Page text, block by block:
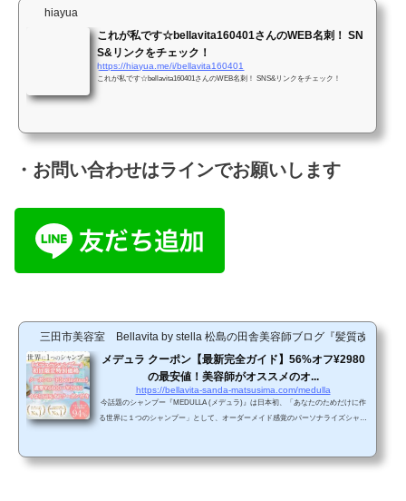
hiayua
これが私です☆bellavita160401さんのWEB名刺！ SN
S&リンクをチェック！
https://hiayua.me/i/bellavita160401
これが私です☆bellavita160401さんのWEB名刺！ SNS&リンクをチェック！
・お問い合わせはラインでお願いします
三田市美容室 Bellavita by stella 松島の田舎美容師ブログ『髪質改善×白
メデュラ クーポン【最新完全ガイド】56%オフ¥2980
の最安値！美容師がオススメのオ...
https://bellavita-sanda-matsusima.com/medulla
今話題のシャンプー『MEDULLA (メデュラ)』は日本初、「あなたのためだけに作
る世界に１つのシャンプー」として、オーダーメイド感覚のパーソナライズシャン
そできる限定特別企画をご紹介致します。 初回限定でメデュラクーポンコード【be